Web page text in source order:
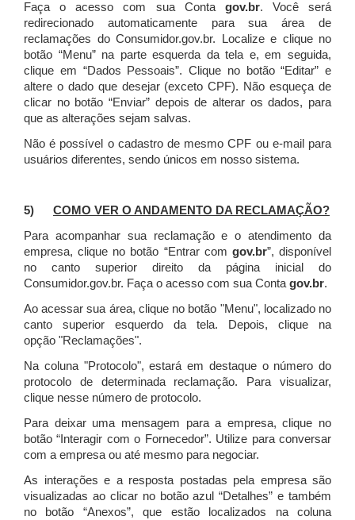
Faça o acesso com sua Conta gov.br. Você será
redirecionado automaticamente para sua área de
reclamações do Consumidor.gov.br.
Localize e clique no
botão “Menu” na parte esquerda da tela e, em seguida,
clique em “Dados Pessoais”. Clique no botão “Editar” e
altere o dado que desejar (exceto CPF). Não esqueça de
clicar no botão “Enviar” depois de alterar os dados, para
que as alterações sejam salvas.
Não é possível o cadastro de mesmo CPF ou e-mail para
usuários diferentes, sendo únicos em nosso sistema.
5) COMO VER O ANDAMENTO DA RECLAMAÇÃO?
Para acompanhar sua reclamação e o atendimento da
empresa, clique no botão “Entrar com gov.br”, disponível
no canto superior direito da página inicial do
Consumidor.gov.br. Faça o acesso com sua Contagov.br.
Ao acessar sua área, clique no botão "Menu", localizado no
canto superior esquerdo da tela. Depois, clique na
opção "Reclamações".
Na coluna "Protocolo", estará em destaque o número do
protocolo de determinada reclamação. Para visualizar,
clique nesse número de protocolo.
Para deixar uma mensagem para a empresa, clique no
botão “Interagir com o Fornecedor”. Utilize para conversar
com a empresa ou até mesmo para negociar.
As interações e a resposta postadas pela empresa são
visualizadas ao clicar no botão azul “Detalhes” e também
no botão “Anexos”, que estão localizados na coluna